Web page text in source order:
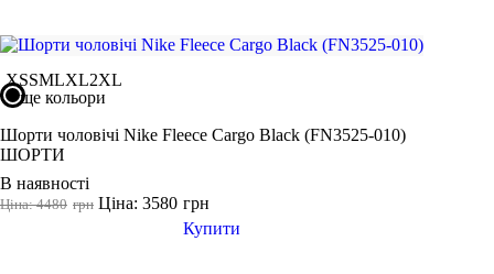
XSSMLXL2XL
ще кольори
Шорти чоловічі Nike Fleece Cargo Black (FN3525-010)
ШОРТИ
В наявності
грн
Ціна: 4480 грн
Ціна: 3580
Купити